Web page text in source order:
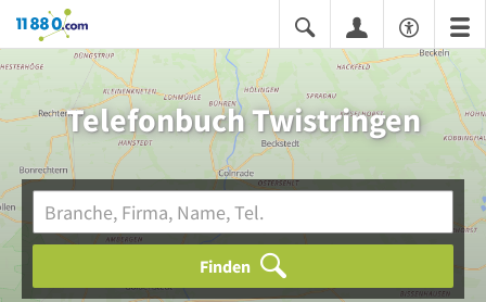
11880.com
Telefonbuch Twistringen
Finden